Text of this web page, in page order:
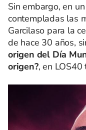
Sin embargo, en
contempladas las
Garcilaso para la
de hace 30 años,
origen del Día
origen?, en LOS40